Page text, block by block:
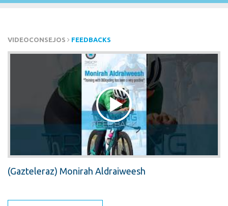
VIDEOCONSEJOS FEEDBACKS
(Gazteleraz) Monirah Aldraiweesh